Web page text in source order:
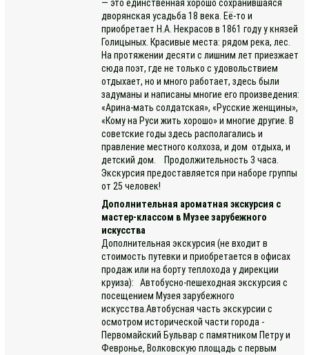
— это единственная хорошо сохранившаяся
дворянская усадьба 18 века. Её-то и
приобретает Н.А. Некрасов в 1861 году у князей
Голицыных. Красивые места: рядом река, лес.
На протяжении десяти с лишним лет приезжает
сюда поэт, где не только с удовольствием
отдыхает, но и много работает, здесь были
задуманы и написаны многие его произведения:
«Арина-мать солдатская», «Русские женщины»,
«Кому на Руси жить хорошо» и многие другие. В
советские годы здесь располагались и
правление местного колхоза, и дом отдыха, и
детский дом. Продолжительность 3 часа.
Экскурсия предоставляется при наборе группы
от 25 человек!
Дополнительная ароматная экскурсия с
мастер-классом в Музее зарубежного
искусства
Дополнительная экскурсия (не входит в
стоимость путевки и приобретается в офисах
продаж или на борту теплохода у дирекции
круиза): Автобусно-пешеходная экскурсия с
посещением Музея зарубежного
искусства.Автобусная часть экскурсии с
осмотром исторической части города -
Первомайский Бульвар с памятником Петру и
Февронье, Волковскую площадь с первым